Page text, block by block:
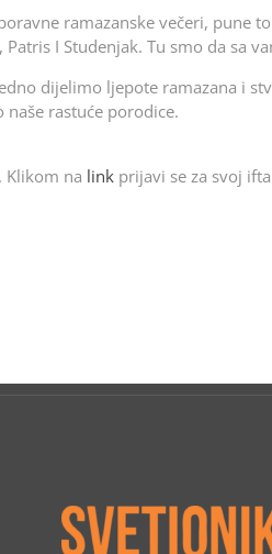
ramazanske večeri, pune
I Studenjak. Tu smo da sa
dijelimo ljepote ramazana i
rastuće porodice.
Klikom na link prijavi se za svoj